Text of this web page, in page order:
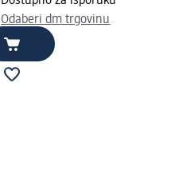
Odaberi dm trgovinu